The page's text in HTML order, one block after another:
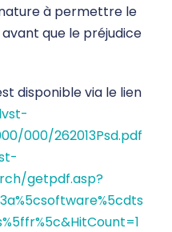
à permettre le
que le préjudice
disponible via le lien
000/262013Psd.pdf
getpdf.asp?